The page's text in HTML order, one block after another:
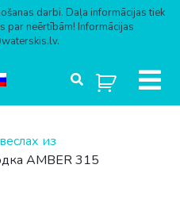
darbi. Daļa informācijas tiek
par neērtībām! Informācijas
из
AMBER 315